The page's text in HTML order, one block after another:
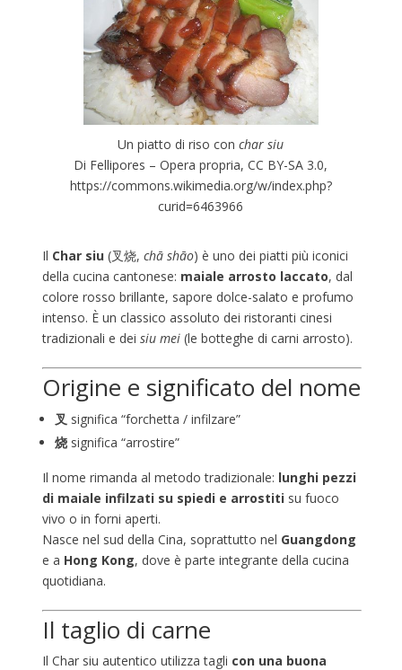
Un piatto di riso conchar siu
Di Fellipores – Opera propria, CC BY-SA 3.0,
https://commons.wikimedia.org/w/index.php?
curid=6463966
Il Char siu(叉烧, chā shāo) è uno dei piatti più iconici
della cucina cantonese: maiale arrosto laccato, dal
colore rosso brillante, sapore dolce-salato e profumo
intenso. È un classico assoluto dei ristoranti cinesi
tradizionali e dei siu mei(le botteghe di carni arrosto).
Origine e significato del nome
叉 significa “forchetta / infilzare”
烧significa “arrostire”
Il nome rimanda al metodo tradizionale: lunghi pezzi
di maiale infilzati su spiedi e arrostitisu fuoco
vivo o in forni aperti.
Nasce nel sud della Cina, soprattutto nel Guangdong
e a Hong Kong, dove è parte integrante della cucina
quotidiana.
Il taglio di carne
Il Char siu autentico utilizza tagli con una buona